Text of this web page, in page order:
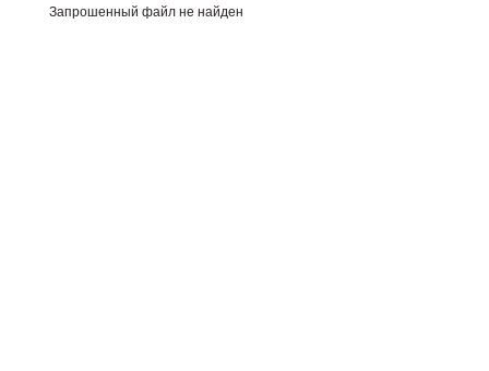
Запрошенный файл не найден